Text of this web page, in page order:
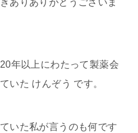
ありありがとうございま
年以上にわたって製薬会
いた けんぞう です。
いた私が言うのも何です